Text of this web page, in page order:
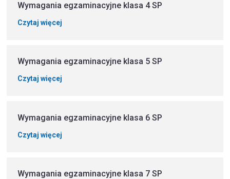
Wymagania egzaminacyjne klasa 4 SP
Czytaj więcej
Wymagania egzaminacyjne klasa 5 SP
Czytaj więcej
Wymagania egzaminacyjne klasa 6 SP
Czytaj więcej
Wymagania egzaminacyjne klasa 7 SP